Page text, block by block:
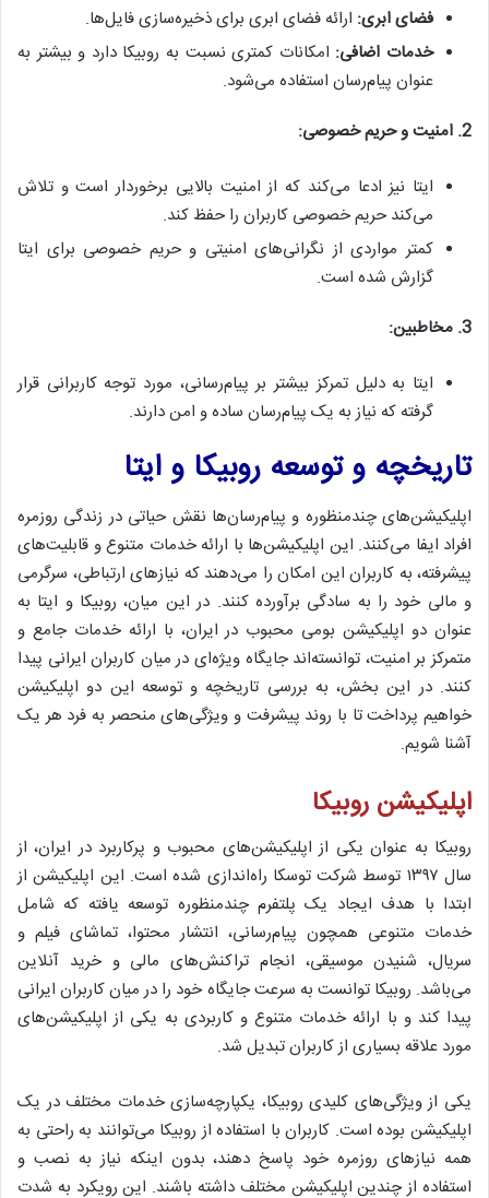
فضای ابری: ارائه فضای ابری برای ذخیره‌سازی فایل‌ها.
خدمات اضافی: امکانات کمتری نسبت به روبیکا دارد و بیشتر به
عنوان پیام‌رسان استفاده می‌شود.
2. امنیت و حریم خصوصی:
ایتا نیز ادعا می‌کند که از امنیت بالایی برخوردار است و تلاش
می‌کند حریم خصوصی کاربران را حفظ کند.
کمتر مواردی از نگرانی‌های امنیتی و حریم خصوصی برای ایتا
گزارش شده است.
3. مخاطبین:
ایتا به دلیل تمرکز بیشتر بر پیام‌رسانی، مورد توجه کاربرانی قرار
گرفته که نیاز به یک پیام‌رسان ساده و امن دارند.
تاریخچه و توسعه روبیکا و ایتا
اپلیکیشن‌های چندمنظوره و پیام‌رسان‌ها نقش حیاتی در زندگی روزمره
افراد ایفا می‌کنند. این اپلیکیشن‌ها با ارائه خدمات متنوع و قابلیت‌های
پیشرفته، به کاربران این امکان را می‌دهند که نیازهای ارتباطی، سرگرمی
و مالی خود را به سادگی برآورده کنند. در این میان، روبیکا و ایتا به
عنوان دو اپلیکیشن بومی محبوب در ایران، با ارائه خدمات جامع و
متمرکز بر امنیت، توانسته‌اند جایگاه ویژه‌ای در میان کاربران ایرانی پیدا
کنند. در این بخش، به بررسی تاریخچه و توسعه این دو اپلیکیشن
خواهیم پرداخت تا با روند پیشرفت و ویژگی‌های منحصر به فرد هر یک
آشنا شویم.
اپلیکیشن روبیکا
روبیکا به عنوان یکی از اپلیکیشن‌های محبوب و پرکاربرد در ایران، از
سال ۱۳۹۷ توسط شرکت توسکا راه‌اندازی شده است. این اپلیکیشن از
ابتدا با هدف ایجاد یک پلتفرم چندمنظوره توسعه یافته که شامل
خدمات متنوعی همچون پیام‌رسانی، انتشار محتوا، تماشای فیلم و
سریال، شنیدن موسیقی، انجام تراکنش‌های مالی و خرید آنلاین
می‌باشد. روبیکا توانست به سرعت جایگاه خود را در میان کاربران ایرانی
پیدا کند و با ارائه خدمات متنوع و کاربردی به یکی از اپلیکیشن‌های
مورد علاقه بسیاری از کاربران تبدیل شد.
یکی از ویژگی‌های کلیدی روبیکا، یکپارچه‌سازی خدمات مختلف در یک
اپلیکیشن بوده است. کاربران با استفاده از روبیکا می‌توانند به راحتی به
همه نیازهای روزمره خود پاسخ دهند، بدون اینکه نیاز به نصب و
استفاده از چندین اپلیکیشن مختلف داشته باشند. این رویکرد به شدت